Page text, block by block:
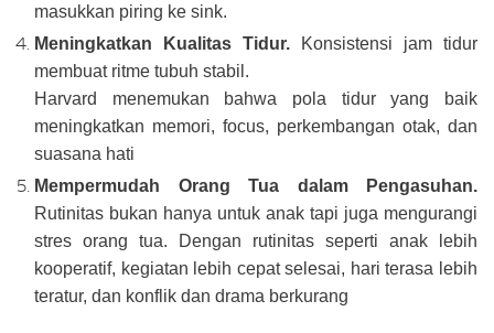
masukkan piring ke sink.
Meningkatkan Kualitas Tidur.
Konsistensi jam tidur
membuat ritme tubuh stabil.
Harvard menemukan bahwa pola tidur yang baik
meningkatkan memori, focus, perkembangan otak, dan
suasana hati
Mempermudah Orang Tua dalam Pengasuhan.
Rutinitas bukan hanya untuk anak tapi juga mengurangi
stres orang tua. Dengan rutinitas seperti anak lebih
kooperatif, kegiatan lebih cepat selesai, hari terasa lebih
teratur, dan konflik dan drama berkurang